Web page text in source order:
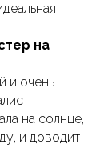
на
и очень
на солнце,
и доводит